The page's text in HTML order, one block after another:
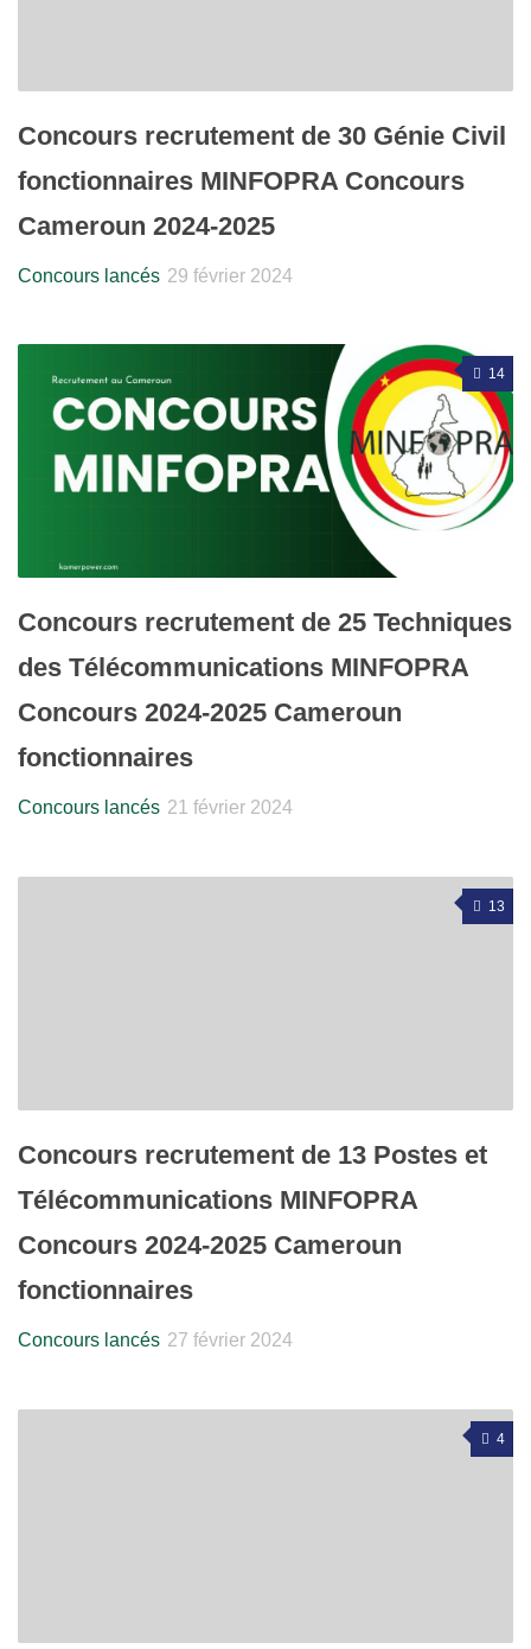
Concours recrutement de 30 Génie Civil
fonctionnaires MINFOPRA Concours
Cameroun 2024-2025
Concours lancés 29 février 2024
14
Concours recrutement de 25 Techniques
des Télécommunications MINFOPRA
Concours 2024-2025 Cameroun
fonctionnaires
Concours lancés 21 février 2024
13
Concours recrutement de 13 Postes et
Télécommunications MINFOPRA
Concours 2024-2025 Cameroun
fonctionnaires
Concours lancés 27 février 2024
4